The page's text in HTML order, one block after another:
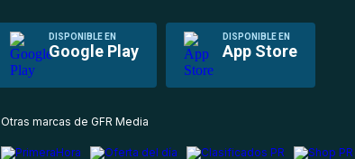
DISPONIBLE EN
Google Play
DISPONIBLE EN
App Store
Otras marcas de GFR Media